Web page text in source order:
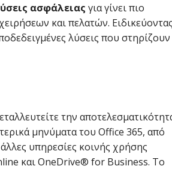
ασφάλειας για γίνει πιο
και πελατών.
λύσεις που στηρίζουν
την
μηνύματα του Office 365, από
υπηρεσίες κοινής χρήσης
και OneDrive® for Business. Το